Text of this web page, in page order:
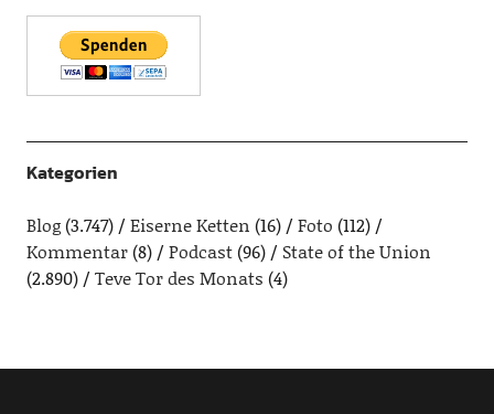
Kategorien
Blog(3.747) Eiserne Ketten (16) Foto (112)
Kommentar(8) Podcast(96)
State of the Union
(2.890)
Teve Tor des Monats (4)